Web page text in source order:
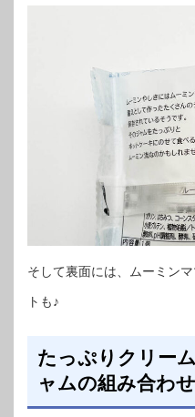
そして裏面には、ムーミン
トも♪
たっぷりクリー
ャムの組み合わ